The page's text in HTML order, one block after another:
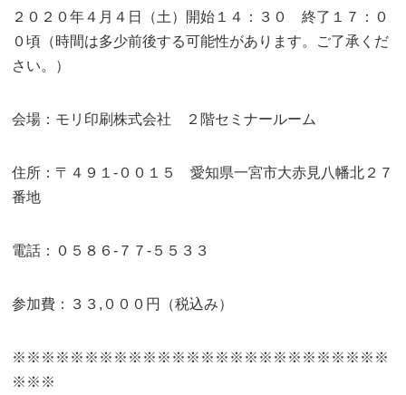
２０２０年４月４日（土）開始１４：３０ 終了１７：０
０頃（時間は多少前後する可能性があります。ご了承くだ
さい。）
会場：モリ印刷株式会社 ２階セミナールーム
住所：〒４９１-００１５ 愛知県一宮市大赤見八幡北２７
番地
電話：０５８６-７７-５５３３
参加費：３３,０００円（税込み）
※※※※※※※※※※※※※※※※※※※※※※※※※※
※※※